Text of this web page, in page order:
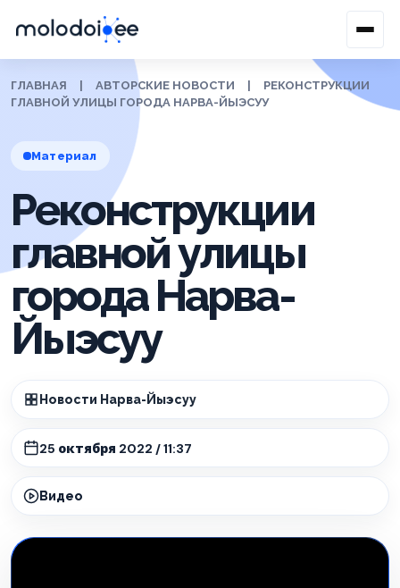
ГЛАВНАЯ АВТОРСКИЕ НОВОСТИ
РЕКОНСТРУКЦИИ
ГЛАВНОЙ УЛИЦЫ ГОРОДА НАРВА-ЙЫЭСУУ
Материал
Реконструкции
главной улицы
города Нарва-
Йыэсуу
Новости Нарва-Йыэсуу
25 октября 2022 / 11:37
Видео